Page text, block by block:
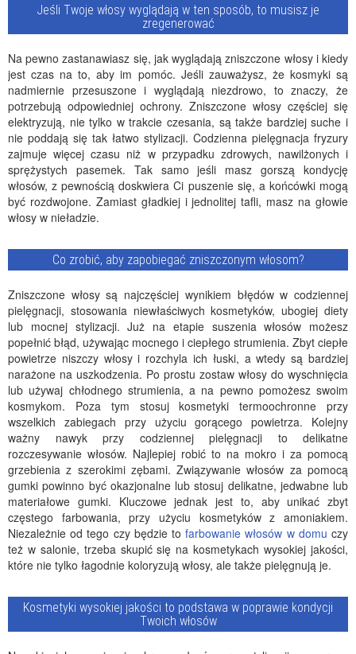
Jeśli Twoje włosy wyglądają w ten sposób, to musisz je
zregenerować
Na pewno zastanawiasz się, jak wyglądają zniszczone włosy i kiedy
jest czas na to, aby im pomóc. Jeśli zauważysz, że kosmyki są
nadmiernie przesuszone i wyglądają niezdrowo, to znaczy, że
potrzebują odpowiedniej ochrony. Zniszczone włosy częściej się
elektryzują, nie tylko w trakcie czesania, są także bardziej suche i
nie poddają się tak łatwo stylizacji. Codzienna pielęgnacja fryzury
zajmuje więcej czasu niż w przypadku zdrowych, nawilżonych i
sprężystych pasemek. Tak samo jeśli masz gorszą kondycję
włosów, z pewnością doskwiera Ci puszenie się, a końcówki mogą
być rozdwojone. Zamiast gładkiej i jednolitej tafli, masz na głowie
włosy w nieładzie.
Co zrobić, aby zapobiegać zniszczonym włosom?
Zniszczone włosy są najczęściej wynikiem błędów w codziennej
pielęgnacji, stosowania niewłaściwych kosmetyków, ubogiej diety
lub mocnej stylizacji. Już na etapie suszenia włosów możesz
popełnić błąd, używając mocnego i ciepłego strumienia. Zbyt ciepłe
powietrze niszczy włosy i rozchyla ich łuski, a wtedy są bardziej
narażone na uszkodzenia. Po prostu zostaw włosy do wyschnięcia
lub używaj chłodnego strumienia, a na pewno pomożesz swoim
kosmykom. Poza tym stosuj kosmetyki termoochronne przy
wszelkich zabiegach przy użyciu gorącego powietrza. Kolejny
ważny nawyk przy codziennej pielęgnacji to delikatne
rozczesywanie włosów. Najlepiej robić to na mokro i za pomocą
grzebienia z szerokimi zębami. Związywanie włosów za pomocą
gumki powinno być okazjonalne lub stosuj delikatne, jedwabne lub
materiałowe gumki. Kluczowe jednak jest to, aby unikać zbyt
częstego farbowania, przy użyciu kosmetyków z amoniakiem.
Niezależnie od tego czy będzie tofarbowanie włosów w domu czy
też w salonie, trzeba skupić się na kosmetykach wysokiej jakości,
które nie tylko łagodnie koloryzują włosy, ale także pielęgnują je.
Kosmetyki wysokiej jakości to podstawa w poprawie kondycji
Twoich włosów